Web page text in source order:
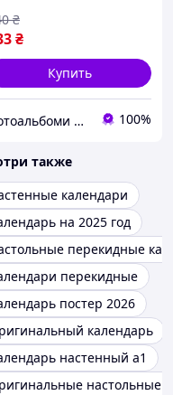
₴
₴
Купить
фотоальбоми для щасливих моментів 100%
также
календари
на 2025 год
перекидные
перекидные
постер 2026
календарь
настенный а1
настольные